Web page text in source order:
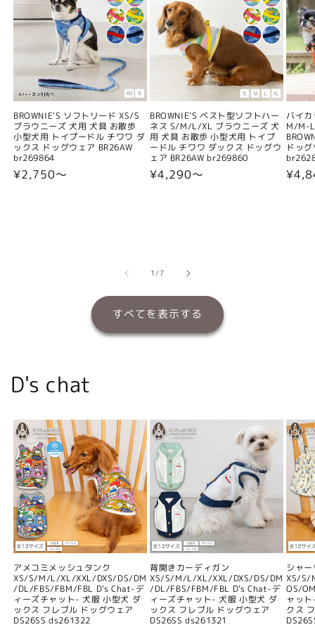
BROWNIE'S ソフトリード XS/S
ブラウニーズ 犬用 犬具 お散歩
小型犬用 トイプードル チワワ ダ
ックス ドッグウェア BR26AW
br269864
通
¥2,750〜
BROWNIE'S ベスト型ソフトハー
ネス S/M/L/XL ブラウニーズ 犬
用 犬具 お散歩 小型犬用 トイプ
ードル チワワ ダックス ドッグウ
ェア BR26AW br269860
通
¥4,290〜
バイ
M/M-
ドッ
通
1/の
7
すべてを表示する
D's chat
アメコミメッシュタンク
XS/S/M/L/XL/XXL/DXS/DS/DM
/DL/FBS/FBM/FBL D's Chat-デ
ィーズチャット- 犬服 小型犬 ダ
ックス フレブル ドッグウェア
DS26SS ds261322
背開きカーディガン
XS/S/M/L/XL/XXL/DXS/DS/DM
/DL/FBS/FBM/FBL D's Chat-デ
ィーズチャット- 犬服 小型犬 ダ
ックス フレブル ドッグウェア
DS26SS ds261321
シャ
XS/
OS/
ャッ
クス